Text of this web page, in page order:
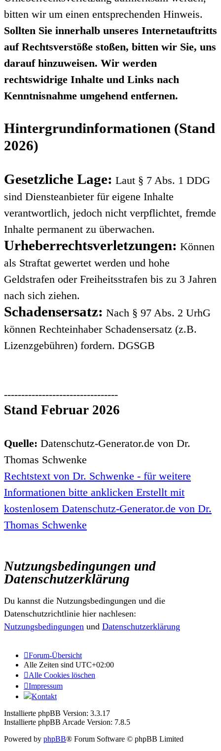
bitten wir um einen entsprechenden Hinweis.
Sollten Sie innerhalb unseres Internetauftritts
auf Rechtsverstöße stoßen, bitten wir Sie, uns
darauf hinzuweisen. Wir werden
rechtswidrige Inhalte und Links nach
Kenntnisnahme umgehend entfernen.
Hintergrundinformationen (Stand
2026)
Gesetzliche Lage: Laut § 7 Abs. 1 DDG
sind Diensteanbieter für eigene Inhalte
verantwortlich, jedoch nicht verpflichtet, fremde
Inhalte permanent zu überwachen.
Urheberrechtsverletzungen: Können
als Straftat gewertet werden und hohe
Geldstrafen oder Freiheitsstrafen bis zu 3 Jahren
nach sich ziehen.
Schadensersatz: Nach § 97 Abs. 2 UrhG
können Rechteinhaber Schadensersatz (z.B.
Lizenzgebühren) fordern. DGSGB
---------------------------------
Stand Februar 2026
Quelle: Datenschutz-Generator.de von Dr.
Thomas Schwenke
Rechtstext von Dr. Schwenke - für weitere
Informationen bitte anklicken Erstellt mit
kostenlosem Datenschutz-Generator.de von Dr.
Thomas Schwenke
Nutzungsbedingungen und
Datenschutzerklärung
Du kannst die Nutzungsbedingungen und die
Datenschutzrichtlinie hier nachlesen:
Nutzungsbedingungen und Datenschutzerklärung
Forum-Übersicht
Alle Zeiten sind UTC+02:00
Alle Cookies löschen
Impressum
Kontakt
Installierte phpBB Version: 3.3.17
Installierte phpBB Arcade Version: 7.8.5
Powered by phpBB® Forum Software © phpBB Limited